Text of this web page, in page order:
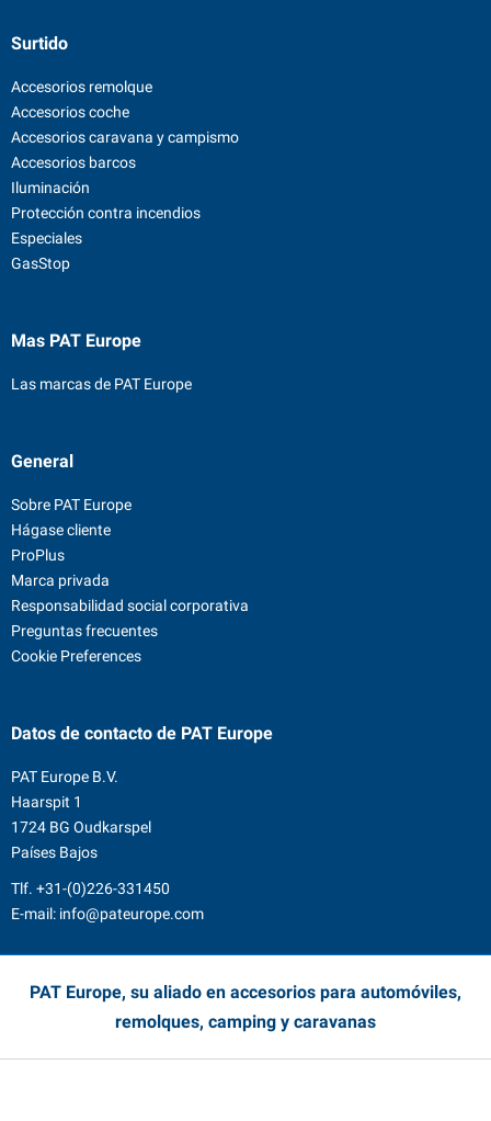
Surtido
Accesorios remolque
Accesorios coche
Accesorios caravana y campismo
Accesorios barcos
Iluminación
Protección contra incendios
Especiales
GasStop
Mas PAT Europe
Las marcas de PAT Europe
General
Sobre PAT Europe
Hágase cliente
ProPlus
Marca privada
Responsabilidad social corporativa
Preguntas frecuentes
Cookie Preferences
Datos de contacto de PAT Europe
PAT Europe B.V.
Haarspit 1
1724 BG Oudkarspel
Países Bajos
Tlf. +31-(0)226-331450
E-mail: info@pateurope.com
PAT Europe, su aliado en accesorios para automóviles,
remolques, camping y caravanas